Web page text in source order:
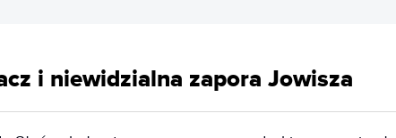
i niewidzialna zapora Jowisza